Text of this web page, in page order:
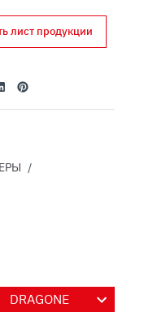
на
лист продукции
Pinterest
/